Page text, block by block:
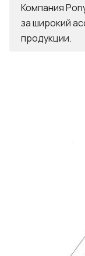
Компания
за широкий
продукции.